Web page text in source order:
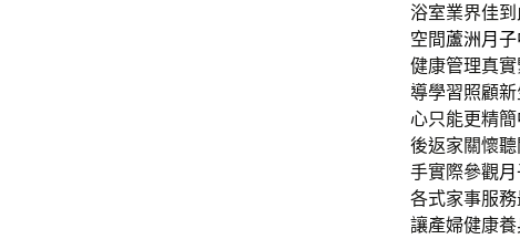
浴室業界佳
空間蘆洲月
健康管理真
導學習照顧
心只能更精簡
後返家關懷
手實際參觀
各式家事服
讓產婦健康